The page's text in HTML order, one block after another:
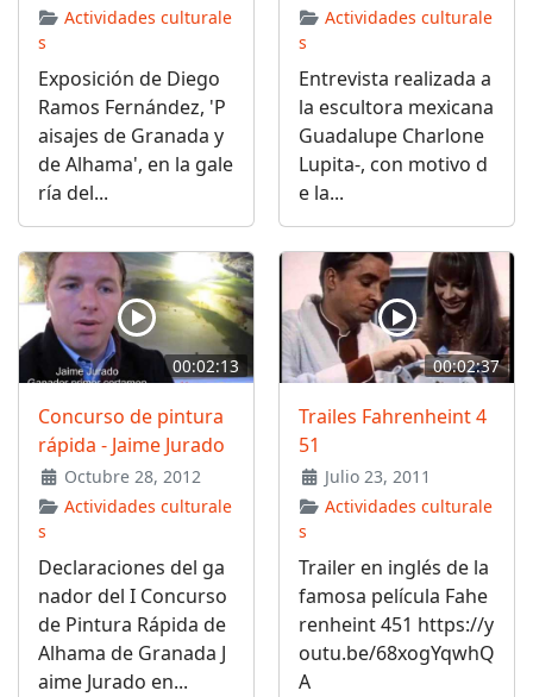
Actividades culturale
s
Exposición de Diego
Ramos Fernández, 'P
aisajes de Granada y
de Alhama', en la gale
ría del...
Actividades culturale
s
Entrevista realizada a
la escultora mexicana
Guadalupe Charlone
Lupita-, con motivo d
e la...
00:02:13
Concurso de pintura
rápida - Jaime Jurado
Octubre 28, 2012
Actividades culturale
s
Declaraciones del ga
nador del I Concurso
de Pintura Rápida de
Alhama de Granada J
aime Jurado en...
00:02:37
Trailes Fahrenheint 4
51
Julio 23, 2011
Actividades culturale
s
Trailer en inglés de la
famosa película Fahe
renheint 451 https://y
outu.be/68xogYqwhQ
A